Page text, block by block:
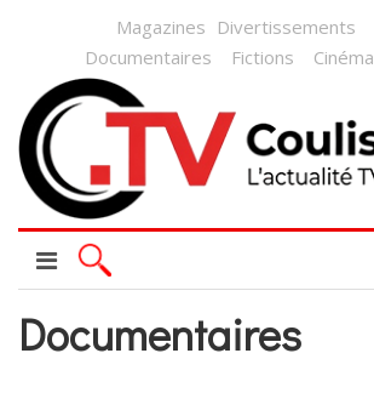
Magazines Divertissements
Documentaires
Fictions Cinéma
Documentaires